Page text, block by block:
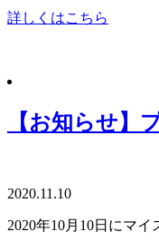
詳しくはこちら
【お知らせ】
2020.11.10
2020年10月10日にマ